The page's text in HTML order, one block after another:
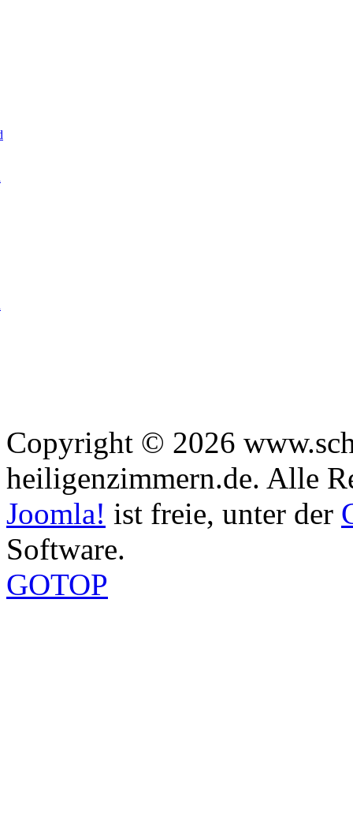
Copyright © 2026
heiligenzimmern.de. Alle
Joomla! ist freie, unter der
Software.
GOTOP